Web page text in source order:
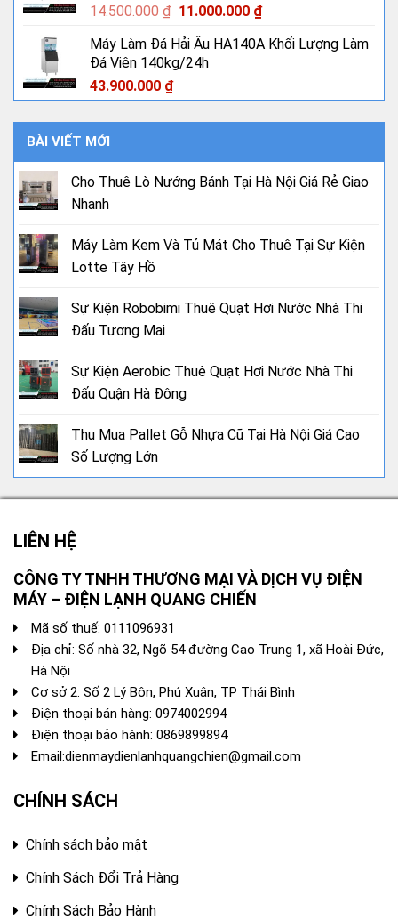
14.500.000₫ Giá
là:
14.500.000 ₫.
11.000.000 ₫Giá
tại
Máy Làm Đá Hải Âu HA140A Khối Lượng Làm
Đá Viên 140kg/24h
43.900.000 ₫
BÀI VIẾT MỚI
Cho Thuê Lò Nướng Bánh Tại Hà Nội Giá Rẻ Giao
Nhanh
Máy Làm Kem Và Tủ Mát Cho Thuê Tại Sự Kiện
Lotte Tây Hồ
Sự Kiện Robobimi Thuê Quạt Hơi Nước Nhà Thi
Đấu Tương Mai
Sự Kiện Aerobic Thuê Quạt Hơi Nước Nhà Thi
Đấu Quận Hà Đông
Thu Mua Pallet Gỗ Nhựa Cũ Tại Hà Nội Giá Cao
Số Lượng Lớn
LIÊN HỆ
CÔNG TY TNHH THƯƠNG MẠI VÀ DỊCH VỤ ĐIỆN
MÁY – ĐIỆN LẠNH QUANG CHIẾN
Mã số thuế: 0111096931
Địa chỉ: Số nhà 32, Ngõ 54 đường Cao Trung 1, xã Hoài Đức,
Hà Nội
Cơ sở 2: Số 2 Lý Bôn, Phú Xuân, TP Thái Bình
Điện thoại bán hàng: 0974002994
Điện thoại bảo hành: 0869899894
Email:dienmaydienlanhquangchien@gmail.com
CHÍNH SÁCH
Chính sách bảo mật
Chính Sách Đổi Trả Hàng
Chính Sách Bảo Hành